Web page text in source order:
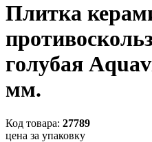
Плитка
голубая
мм.
Код товара: 27789
цена за упаковку